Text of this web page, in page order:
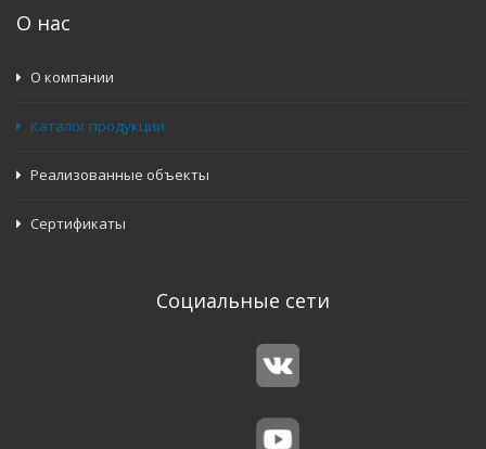
О нас
О компании
Каталог продукции
Реализованные объекты
Сертификаты
Социальные сети